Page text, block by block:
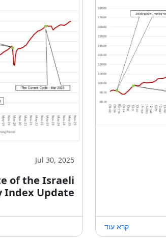
קרא עוד
Jul 30, 2025
of the Israeli
Index Update